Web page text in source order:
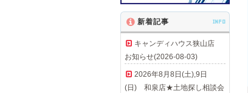
新着記事 INFO
キャンディハウス狭山店
お知らせ(2026-08-03)
2026年8月8日(土),9日
(日) 和泉店★土地探し相談会